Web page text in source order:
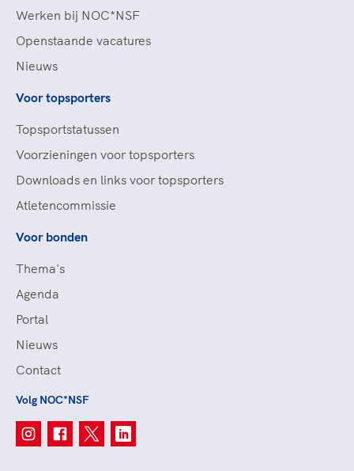
Werken bij NOC*NSF
Openstaande vacatures
Nieuws
Voor topsporters
Topsportstatussen
Voorzieningen voor topsporters
Downloads en links voor topsporters
Atletencommissie
Voor bonden
Thema's
Agenda
Portal
Nieuws
Contact
Volg NOC*NSF